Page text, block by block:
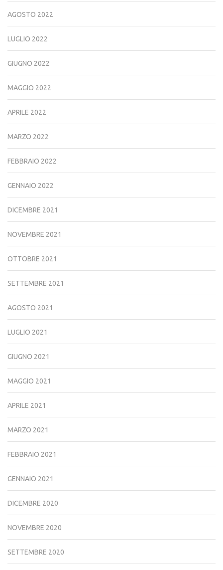
AGOSTO 2022
LUGLIO 2022
GIUGNO 2022
MAGGIO 2022
APRILE 2022
MARZO 2022
FEBBRAIO 2022
GENNAIO 2022
DICEMBRE 2021
NOVEMBRE 2021
OTTOBRE 2021
SETTEMBRE 2021
AGOSTO 2021
LUGLIO 2021
GIUGNO 2021
MAGGIO 2021
APRILE 2021
MARZO 2021
FEBBRAIO 2021
GENNAIO 2021
DICEMBRE 2020
NOVEMBRE 2020
SETTEMBRE 2020